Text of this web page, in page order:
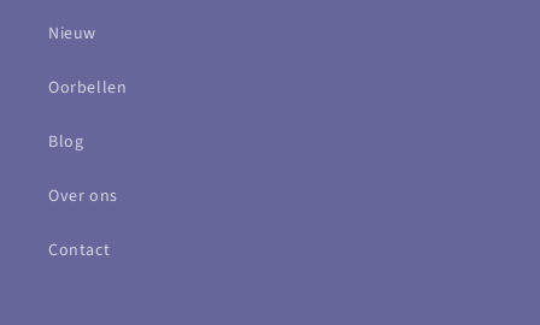
Nieuw
Oorbellen
Blog
Over ons
Contact